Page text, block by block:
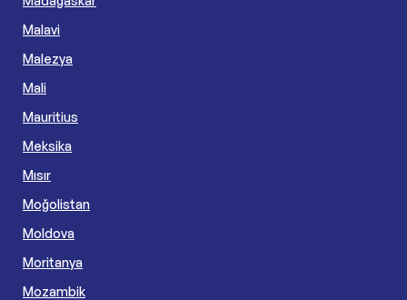
Malavi
Malezya
Mali
Mauritius
Meksika
Mısır
Moğolistan
Moldova
Moritanya
Mozambik